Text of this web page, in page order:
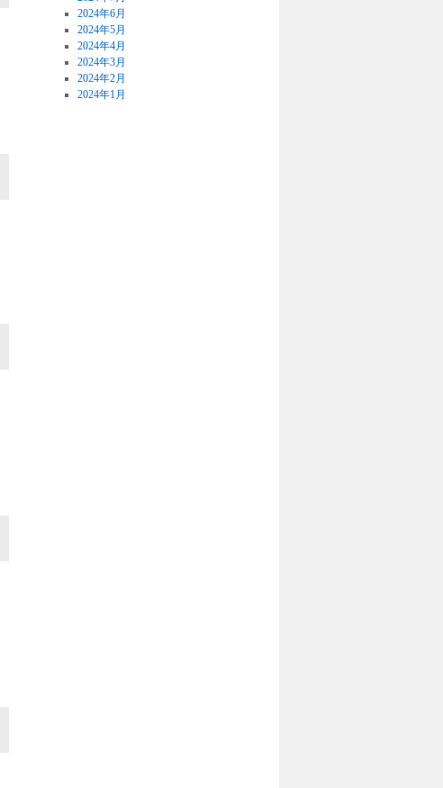
2024年6月
2024年5月
2024年4月
2024年3月
2024年2月
2024年1月